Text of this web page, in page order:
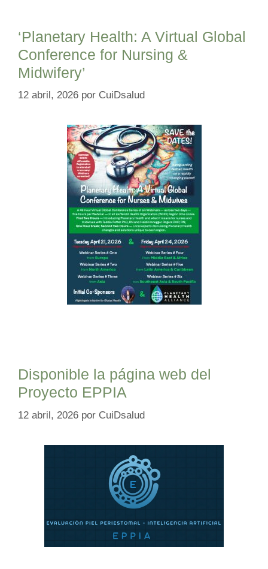
‘Planetary Health: A Virtual Global
Conference for Nursing &
Midwifery’
12 abril, 2026 por CuiDsalud
Disponible la página web del
Proyecto EPPIA
12 abril, 2026 por CuiDsalud